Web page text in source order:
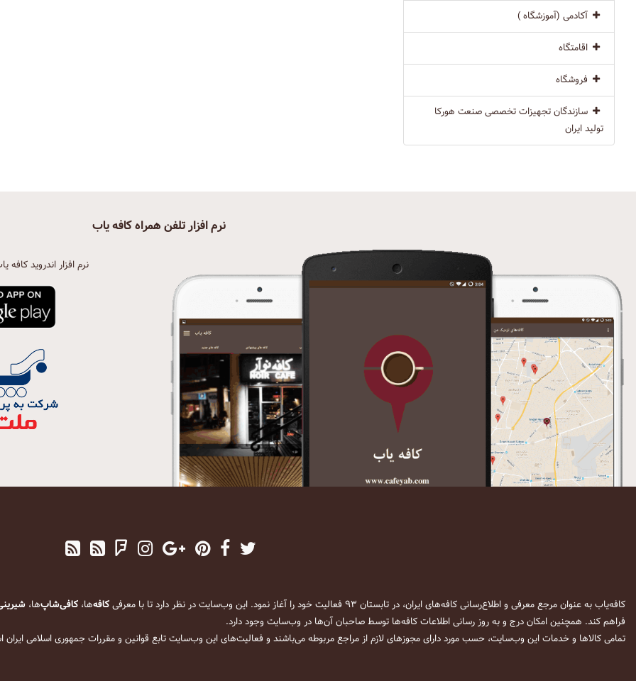
آکادمی (آموزشگاه )
اقامتگاه
فروشگاه
سازندگان تجهیزات تخصصی صنعت هورکا
تولید ایران
نرم افزار تلفن همراه کافه یاب
نرم افزار اندروید
کافه‌یاب به عنوان مرجع معرفی و اطلاع‌رسانی کافه‌های ایران، در تابستان ۹۳ فعالیت خود را آغاز نمود. این وب‌سایت در نظر دارد تا با معرفی کافه‌ها، کافی‌شاپ‌ها،
فراهم کند. همچنین امکان درج و به روز رسانی اطلاعات کافه‌ها توسط صاحبان آن‌ها در وب‌سایت وجود دارد.
تمامی کالاها و خدمات این وب‌سایت، حسب مورد دارای مجوزهای لازم از مراجع مربوطه می‌باشند و فعالیت‌های این وب‌سایت تابع قوانین و مقررات جمهوری اسلامی